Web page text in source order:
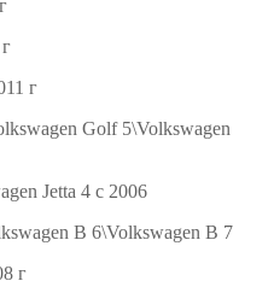
г
Golf 5\Volkswagen
Jetta 4 с 2006
B 6\Volkswagen B 7
г